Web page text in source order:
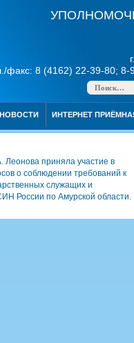
факс: 8 (4162) 22-39-80; 8-
НОВОСТИ ИНТЕРНЕТ
Леонова приняла участие в
о соблюдении требований к
служащих и
России по Амурской области.